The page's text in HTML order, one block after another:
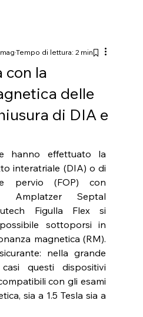
la
delle
di DIA e
Tempo di lettura: 2 min
hanno effettuato la
interatriale (DIA) o di
pervio (FOP) con
Amplatzer Septal
Figulla Flex si
sottoporsi in
magnetica (RM).
nella grande
questi dispositivi
con gli esami
sia a 1.5 Tesla sia a